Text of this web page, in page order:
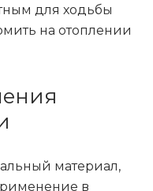
для ходьбы
на отоплении
материал,
в